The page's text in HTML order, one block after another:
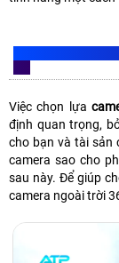
Việc chọn lựa
định quan trọng,
cho bạn và tài sản
camera sao cho
sau này. Để giúp
camera ngoài trời